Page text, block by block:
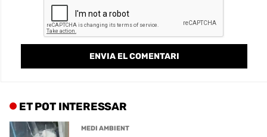
ET POT INTERESSAR
MEDI AMBIENT